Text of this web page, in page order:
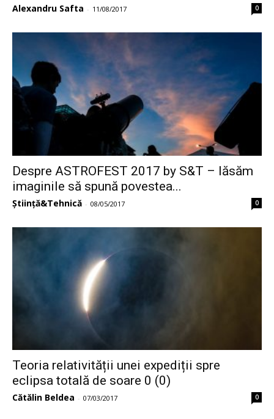
Alexandru Safta - 11/08/2017 0
Despre ASTROFEST 2017 by S&T – lăsăm
imaginile să spună povestea...
Știință&Tehnică - 08/05/2017 0
Teoria relativității unei expediții spre
eclipsa totală de soare 0 (0)
Cătălin Beldea - 07/03/2017 0